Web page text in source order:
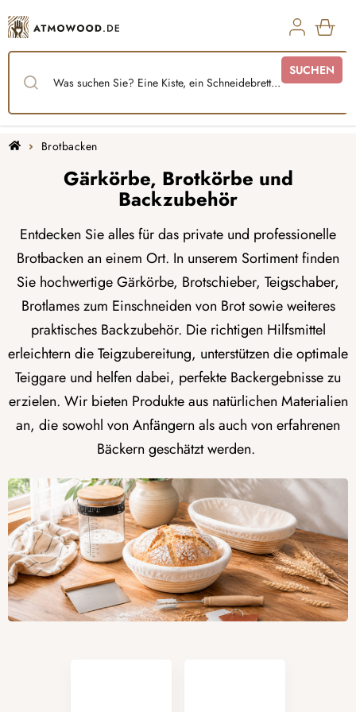
Inhalt
springen
SUCHEN
StartseiteBrotbacken
Gärkörbe, Brotkörbe und
Backzubehör
Entdecken Sie alles für das private und professionelle
Brotbacken an einem Ort. In unserem Sortiment finden
Sie hochwertige Gärkörbe, Brotschieber, Teigschaber,
Brotlames zum Einschneiden von Brot sowie weiteres
praktisches Backzubehör. Die richtigen Hilfsmittel
erleichtern die Teigzubereitung, unterstützen die optimale
Teiggare und helfen dabei, perfekte Backergebnisse zu
erzielen. Wir bieten Produkte aus natürlichen Materialien
an, die sowohl von Anfängern als auch von erfahrenen
Bäckern geschätzt werden.